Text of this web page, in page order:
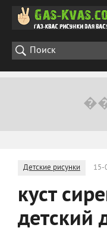
Детские рисунки 15-
куст
детский